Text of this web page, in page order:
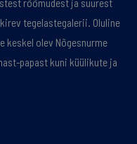
tegelastegalerii. Oluline
keskel olev Nõgesnurme
papast kuni küülikute ja